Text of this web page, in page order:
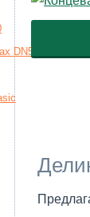
DN500